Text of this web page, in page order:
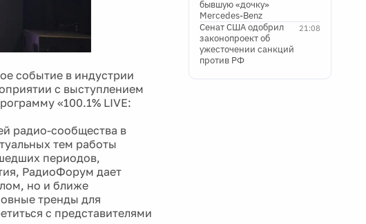
событие в индустрии
с выступлением
«100.1% LIVE:
радио-сообщества в
тем работы
периодов,
РадиоФорум дает
но и ближе
тренды для
с представителями
бывшую «дочку»
Mercedes-Benz
21:08
Сенат США одобрил
законопроект об
ужесточении санкций
против РФ